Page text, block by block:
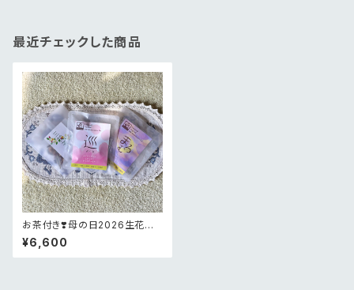
最近チェックした商品
お茶付き❣️母の日2026生花お
花畑BOXフラワー
¥6,600